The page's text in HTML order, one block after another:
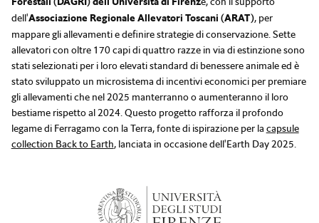
dell'Associazione Regionale Allevatori Toscani (ARAT), per
mappare gli allevamenti e definire strategie di conservazione. Sette
allevatori con oltre 170 capi di quattro razze in via di estinzione sono
stati selezionati per i loro elevati standard di benessere animale ed è
stato sviluppato un microsistema di incentivi economici per premiare
gli allevamenti che nel 2025 manterranno o aumenteranno il loro
bestiame rispetto al 2024. Questo progetto rafforza il profondo
legame di Ferragamo con la Terra, fonte di ispirazione per la capsule
collection Back to Earth, lanciata in occasione dell'Earth Day 2025.